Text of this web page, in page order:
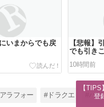
いまからでも戻
【悲報】
でも引き
10時間前
ラフォー #ドラクエ #パ
【
登